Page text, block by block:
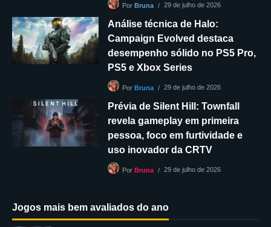
PorBruna 29 de julho de 2026
Análise técnica de Halo:
Campaign Evolved destaca
desempenho sólido no PS5 Pro,
PS5 e Xbox Series
PorBruna 29 de julho de 2026
Prévia de Silent Hill: Townfall
revela gameplay em primeira
pessoa, foco em furtividade e
uso inovador da CRTV
PorBruna 29 de julho de 2026
Jogos mais bem avaliados do ano